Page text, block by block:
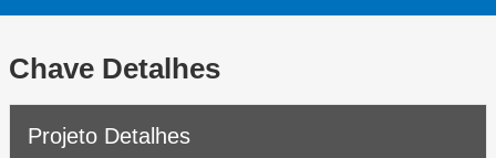
Chave Detalhes
Projeto Detalhes